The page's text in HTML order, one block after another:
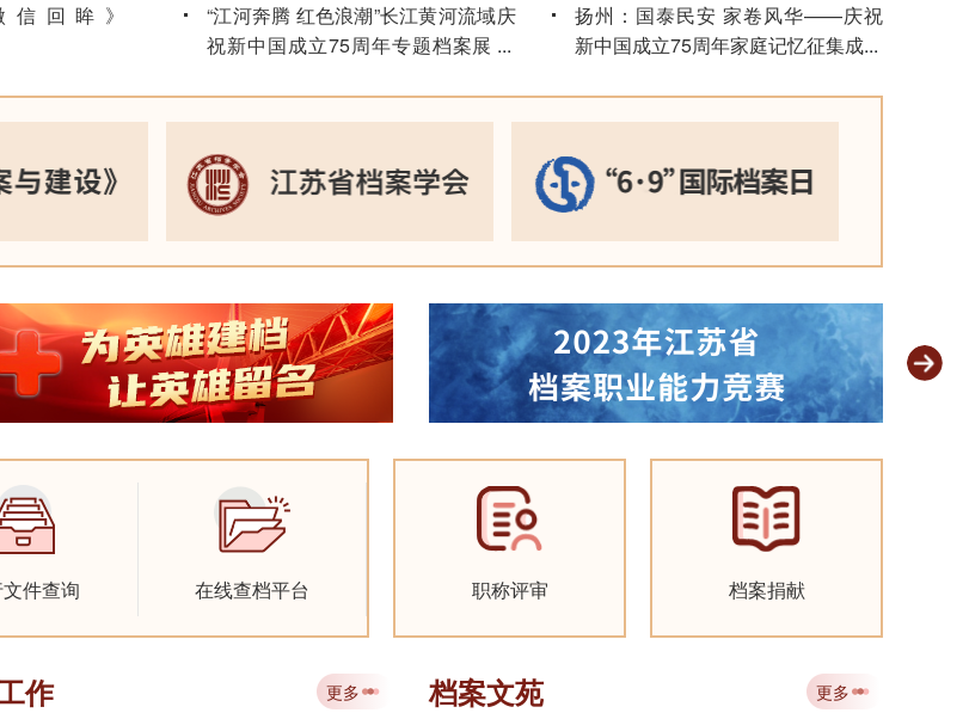
信回眸》
出版社2022年
“江河奔腾 红色浪潮”长江黄河流域庆
祝新中国成立75周年专题档案展 ...
利75周年长三角档案联展
2024-09-30
扬州：国泰民安 家卷风华——庆祝
新中国成立75周年家庭记忆征集成果
...
件查询 在线查档平台 职称评审 档案捐献
作 更多 档案文苑 更多